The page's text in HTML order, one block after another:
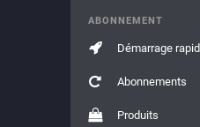
ABONNEMENT
Démarrage
Abonnements
Produits